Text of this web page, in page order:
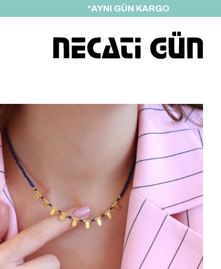
*HEDİYE PAKETİ & NOTU